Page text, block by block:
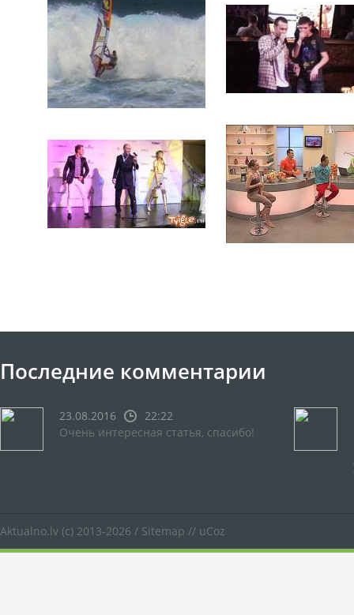
Последние комментарии
23.08.2016
22:22
Очень интересная статья, спасибо!
Aktualno.lv (c) 2013-2026 / Sitemap // uCoz